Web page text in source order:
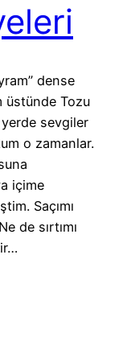
dense
üstünde Tozu
sevgiler
o zamanlar.
içime
Saçımı
de sırtımı